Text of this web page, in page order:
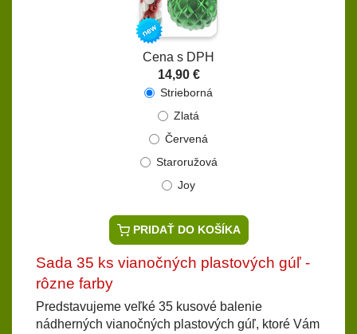
Cena s DPH
14,90 €
Strieborná
Zlatá
Červená
Staroružová
Joy
PRIDAŤ DO KOŠÍKA
Sada 35 ks vianočných plastových gúľ -
rôzne farby
Predstavujeme veľké 35 kusové balenie
nádherných vianočných plastových gúľ, ktoré Vám